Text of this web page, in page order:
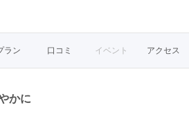
ラン 口コミ イベント アクセス
かに